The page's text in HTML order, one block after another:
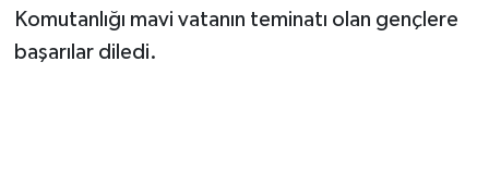
Komutanlığı mavi vatanın teminatı olan gençlere
başarılar diledi.